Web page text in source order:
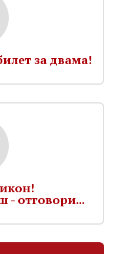
за двама!
- отговори...